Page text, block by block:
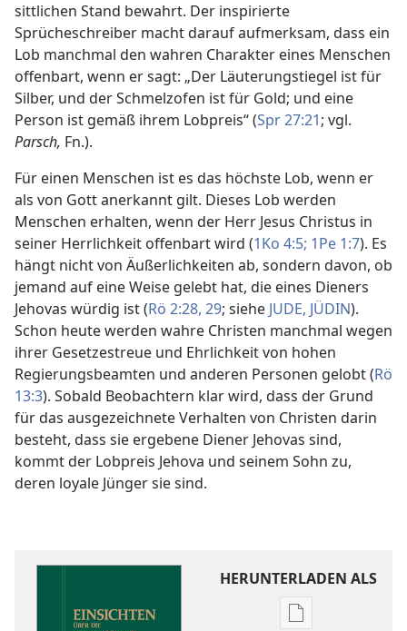
sittlichen Stand bewahrt. Der inspirierte
Sprücheschreiber macht darauf aufmerksam, dass ein
Lob manchmal den wahren Charakter eines Menschen
offenbart, wenn er sagt: „Der Läuterungstiegel ist für
Silber, und der Schmelzofen ist für Gold; und eine
Person ist gemäß ihrem Lobpreis“ (Spr 27:21; vgl.
Parsch, Fn.).
Für einen Menschen ist es das höchste Lob, wenn er
als von Gott anerkannt gilt. Dieses Lob werden
Menschen erhalten, wenn der Herr Jesus Christus in
seiner Herrlichkeit offenbart wird (1Ko 4:5; 1Pe 1:7). Es
hängt nicht von Äußerlichkeiten ab, sondern davon, ob
jemand auf eine Weise gelebt hat, die eines Dieners
Jehovas würdig ist (Rö 2:28, 29; siehe JUDE, JÜDIN).
Schon heute werden wahre Christen manchmal wegen
ihrer Gesetzestreue und Ehrlichkeit von hohen
Regierungsbeamten und anderen Personen gelobt (Rö
13:3). Sobald Beobachtern klar wird, dass der Grund
für das ausgezeichnete Verhalten von Christen darin
besteht, dass sie ergebene Diener Jehovas sind,
kommt der Lobpreis Jehova und seinem Sohn zu,
deren loyale Jünger sie sind.
HERUNTERLADEN ALS